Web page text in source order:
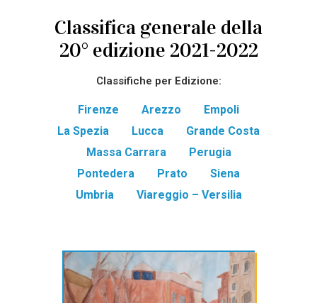
Classifica generale della
20° edizione 2021-2022
Classifiche per Edizione:
Firenze Arezzo
Empoli
La Spezia
Lucca
Grande Costa
Massa Carrara
Perugia
Pontedera
Prato
Siena
Umbria
Viareggio – Versilia